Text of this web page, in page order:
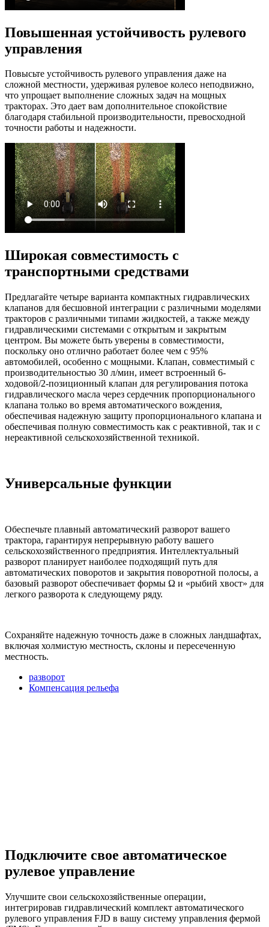
Повышенная устойчивость рулевого
управления
Повысьте устойчивость рулевого управления даже на
сложной местности, удерживая рулевое колесо неподвижно,
что упрощает выполнение сложных задач на мощных
тракторах. Это дает вам дополнительное спокойствие
благодаря стабильной производительности, превосходной
точности работы и надежности.
Широкая совместимость с
транспортными средствами
Предлагайте четыре варианта компактных гидравлических
клапанов для бесшовной интеграции с различными моделями
тракторов с различными типами жидкостей, а также между
гидравлическими системами с открытым и закрытым
центром. Вы можете быть уверены в совместимости,
поскольку оно отлично работает более чем с 95%
автомобилей, особенно с мощными. Клапан, совместимый с
производительностью 30 л/мин, имеет встроенный 6-
ходовой/2-позиционный клапан для регулирования потока
гидравлического масла через сердечник пропорционального
клапана только во время автоматического вождения,
обеспечивая надежную защиту пропорционального клапана и
обеспечивая полную совместимость как с реактивной, так и с
нереактивной сельскохозяйственной техникой.
Универсальные функции
Обеспечьте плавный автоматический разворот вашего
трактора, гарантируя непрерывную работу вашего
сельскохозяйственного предприятия. Интеллектуальный
разворот планирует наиболее подходящий путь для
автоматических поворотов и закрытия поворотной полосы, а
базовый разворот обеспечивает формы Ω и «рыбий хвост» для
легкого разворота к следующему ряду.
Сохраняйте надежную точность даже в сложных ландшафтах,
включая холмистую местность, склоны и пересеченную
местность.
разворот
Компенсация рельефа
Подключите свое автоматическое
рулевое управление
Улучшите свои сельскохозяйственные операции,
интегрировав гидравлический комплект автоматического
рулевого управления FJD в вашу систему управления фермой